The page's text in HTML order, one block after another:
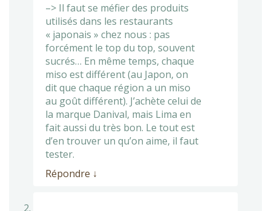
–> Il faut se méfier des produits
utilisés dans les restaurants
« japonais » chez nous : pas
forcément le top du top, souvent
sucrés… En même temps, chaque
miso est différent (au Japon, on
dit que chaque région a un miso
au goût différent). J’achète celui de
la marque Danival, mais Lima en
fait aussi du très bon. Le tout est
d’en trouver un qu’on aime, il faut
tester.
Répondre ↓